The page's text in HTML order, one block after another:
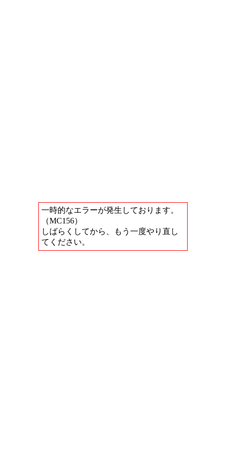
一時的なエラーが発生しております。
（MC156）
しばらくしてから、もう一度やり直し
てください。